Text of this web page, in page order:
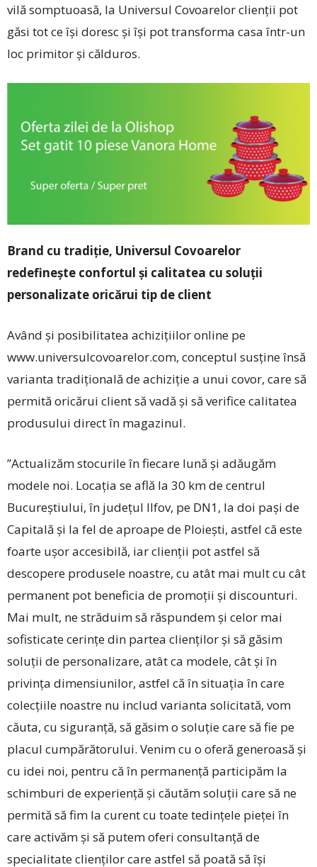
vilă somptuoasă, la Universul Covoarelor clienții pot
găsi tot ce își doresc și își pot transforma casa ­într-un
loc primitor și călduros.
Brand cu tradiție, Universul Covoarelor
redefinește confortul și calitatea cu soluții
personalizate oricărui tip de client
Având și posibilitatea achizițiilor online pe
www.universulcovoarelor.com, conceptul susține însă
varianta tradițională de achiziție a unui covor, care să
permită oricărui client să vadă și să verifice calitatea
produsului direct în magazinul.
”Actualizăm stocurile în fiecare lună și adăugăm
modele noi. Locația se află la 30 km de centrul
Bucureștiului, în județul Ilfov, pe DN1, la doi pași de
Capitală și la fel de aproape de Ploiești, astfel că este
foarte ușor accesibilă, iar clienții pot astfel să
descopere produsele noastre, cu atât mai mult cu cât
permanent pot beneficia de promoții și discounturi.
Mai mult, ne străduim să răspundem și celor mai
sofisticate cerințe din partea clienților și să găsim
soluții de personalizare, atât ca modele, cât și în
privința dimensiunilor, astfel că în situația în care
colecțiile noastre nu includ varianta solicitată, vom
căuta, cu siguranță, să găsim o soluție care să fie pe
placul cumpărătorului. Venim cu o oferă generoasă și
cu idei noi, pentru că în permanență participăm la
schimburi de experiență și căutăm soluții care să ne
permită să fim la curent cu toate tedințele pieței în
care activăm și să putem oferi consultanță de
specialitate clienților care astfel să poată să își